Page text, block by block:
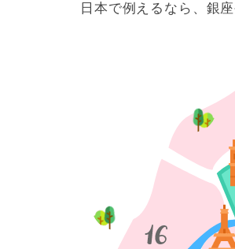
日本で例えるなら、銀